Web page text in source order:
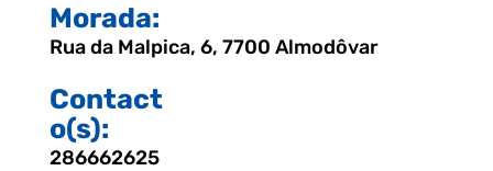
Morada:
Rua da Malpica, 6, 7700 Almodôvar
Contact
o(s):
286662625